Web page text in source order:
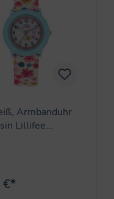
Armbanduhr
Lillifee
€*